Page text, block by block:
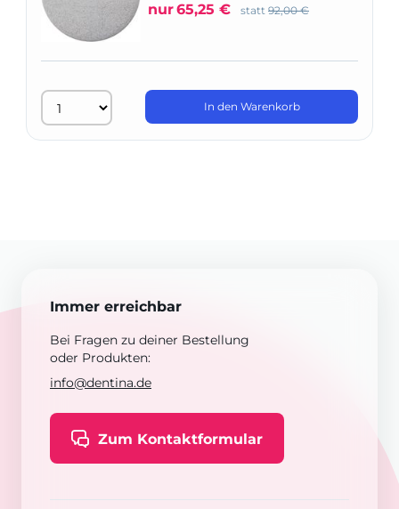
nur65,25 € statt 92,00 €
In den Warenkorb
Immer erreichbar
Bei Fragen zu deiner Bestellung
oder Produkten:
info@dentina.de
Zum Kontaktformular